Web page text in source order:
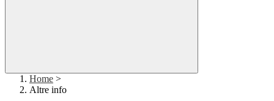
Home >
Altre info